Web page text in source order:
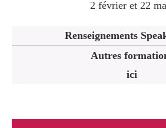
2 février et 22
Renseignements
Autres
ici